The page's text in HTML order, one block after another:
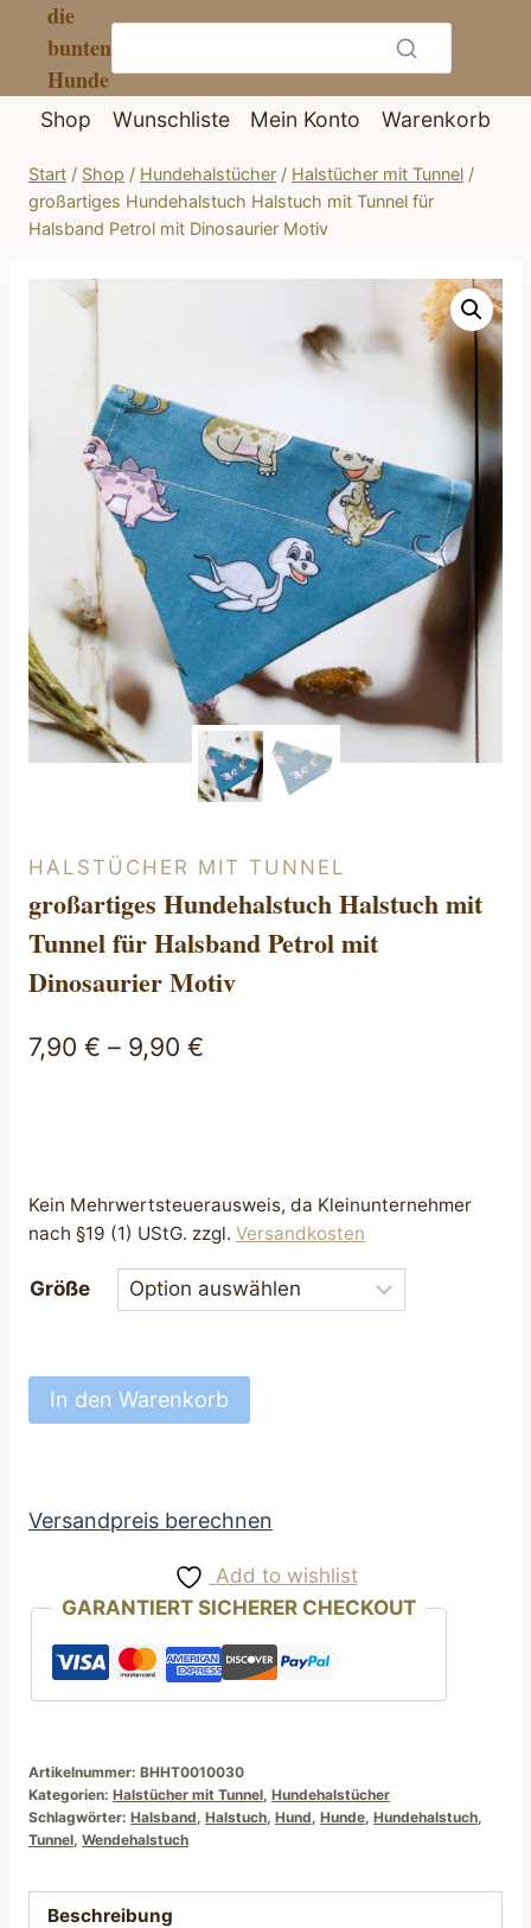
Inhalt
springen
die
bunten
Hunde
Shop Wunschliste Mein Konto Warenkorb
Start / Shop / Hundehalstücher / Halstücher mit Tunnel /
großartiges Hundehalstuch Halstuch mit Tunnel für
Halsband Petrol mit Dinosaurier Motiv
HALSTÜCHER MIT TUNNEL
großartiges Hundehalstuch Halstuch mit
Tunnel für Halsband Petrol mit
Dinosaurier Motiv
7,90 € – 9,90 €
Kein Mehrwertsteuerausweis, da Kleinunternehmer
nach §19 (1) UStG. zzgl. Versandkosten
Größe
großartiges
Hundehalstuch
Tunnel
Petrol
mit
Dinosaurier
In den Warenkorb
Versandpreis berechnen
Add to wishlist
GARANTIERT SICHERER CHECKOUT
Artikelnummer: BHHT0010030
Kategorien: Halstücher mit Tunnel, Hundehalstücher
Schlagwörter: Halsband, Halstuch, Hund, Hunde, Hundehalstuch,
Tunnel, Wendehalstuch
Beschreibung